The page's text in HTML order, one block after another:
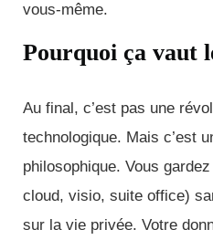
vous-même.
Pourquoi ça vaut
Au final, c’est pas une
technologique. Mais c’est
philosophique. Vous
cloud, visio, suite office)
sur la vie privée. Votre